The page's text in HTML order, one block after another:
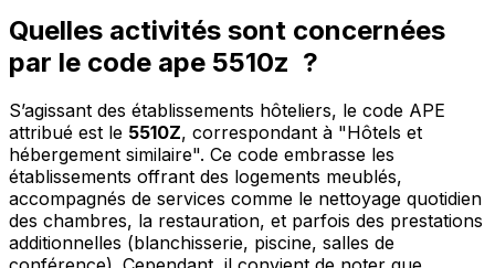
Quelles activités sont concernées
par le code ape 5510z ?
S’agissant des établissements hôteliers, le code APE
attribué est le 5510Z, correspondant à "Hôtels et
hébergement similaire". Ce code embrasse les
établissements offrant des logements meublés,
accompagnés de services comme le nettoyage quotidien
des chambres, la restauration, et parfois des prestations
additionnelles (blanchisserie, piscine, salles de